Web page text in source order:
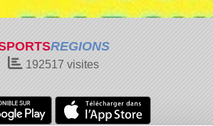
REGIONS
192517 visites